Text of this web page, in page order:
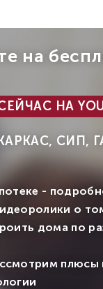
на
НА
СИП,
-
о
дома по
плюсы